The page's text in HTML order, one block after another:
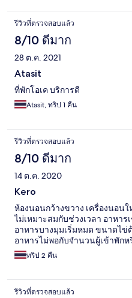
ต้องรอแป๊บนึง แต่ก็ไม่ได้ถือว่าเ
บริการดี อาหารเช้าวันเสาร์เยอ
วันและจำนวนแขกเข้าพักด้วย(มั้
อาจไปพักที่นี่อีกค่ะ
รีวิวที่ตรวจสอบแล้ว
8/10 ดีมาก
28 ต.ค. 2021
Atasit
ที่พักโอเค บริการดี
Atasit, ทริป 1 คืน
รีวิวที่ตรวจสอบแล้ว
8/10 ดีมาก
14 ต.ค. 2020
Kero
ห้องนอนกว้างขวาง เครื่องนอน
ไม่เหมาะสมกับช่วงเวลา อาหาร
อาหารบางมุมเริ่มหมด ขนาดไ
อาหารไม่พอกับจำนวนผู้เข้าพักห
ทริป 2 คืน
รีวิวที่ตรวจสอบแล้ว